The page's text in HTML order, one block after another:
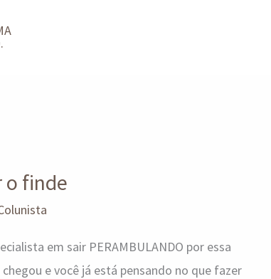
o finde
em sair PERAMBULANDO por essa
e você já está pensando no que fazer